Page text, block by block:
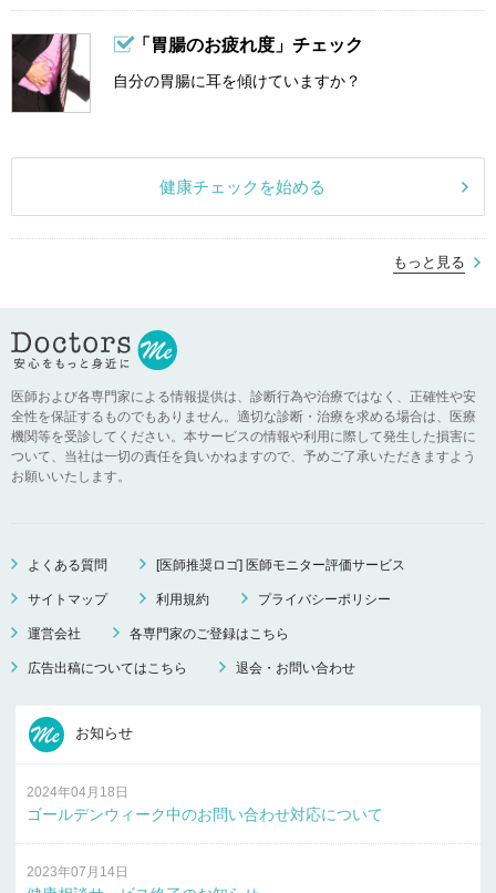
「胃腸のお疲れ度」チェック
自分の胃腸に耳を傾けていますか？
健康チェックを始める
もっと見る
医師および各専門家による情報提供は、診断行為や治療ではなく、正確性や安
全性を保証するものでもありません。適切な診断・治療を求める場合は、医療
機関等を受診してください。本サービスの情報や利用に際して発生した損害に
ついて、当社は一切の責任を負いかねますので、予めご了承いただきますよう
お願いいたします。
よくある質問 [医師推奨ロゴ] 医師モニター評価サービス
サイトマップ 利用規約 プライバシーポリシー
運営会社 各専門家のご登録はこちら
広告出稿についてはこちら 退会・お問い合わせ
お知らせ
2024年04月18日
ゴールデンウィーク中のお問い合わせ対応について
2023年07月14日